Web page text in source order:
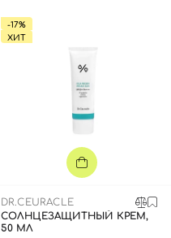
-17%
ХИТ
DR.CEURACLE
СОЛНЦЕЗАЩИТНЫЙ КРЕМ,
50 МЛ
Регистрация